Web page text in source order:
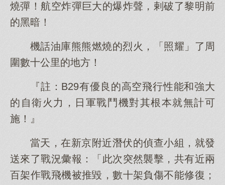
燒彈！航空炸彈巨大的爆炸聲，剌破了黎明前
的黑暗！
機話油庫熊熊燃燒的烈火，「照耀」了周
圍數十公里的地方！
『註：B29有優良的高空飛行性能和強大
的自衛火力，日軍戰鬥機對其根本就無計可
施！』
當天，在新京附近潛伏的偵查小組，就發
送來了戰況彙報：「此次突然襲擊，共有近兩
百架作戰飛機被推毀，數十架負傷不能修復；